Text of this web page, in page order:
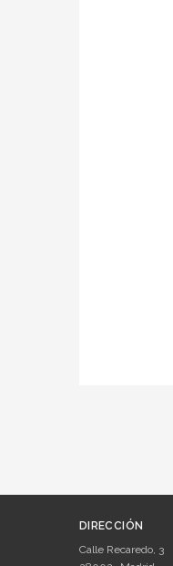
DIRECCIÓN
Calle Recaredo, 3